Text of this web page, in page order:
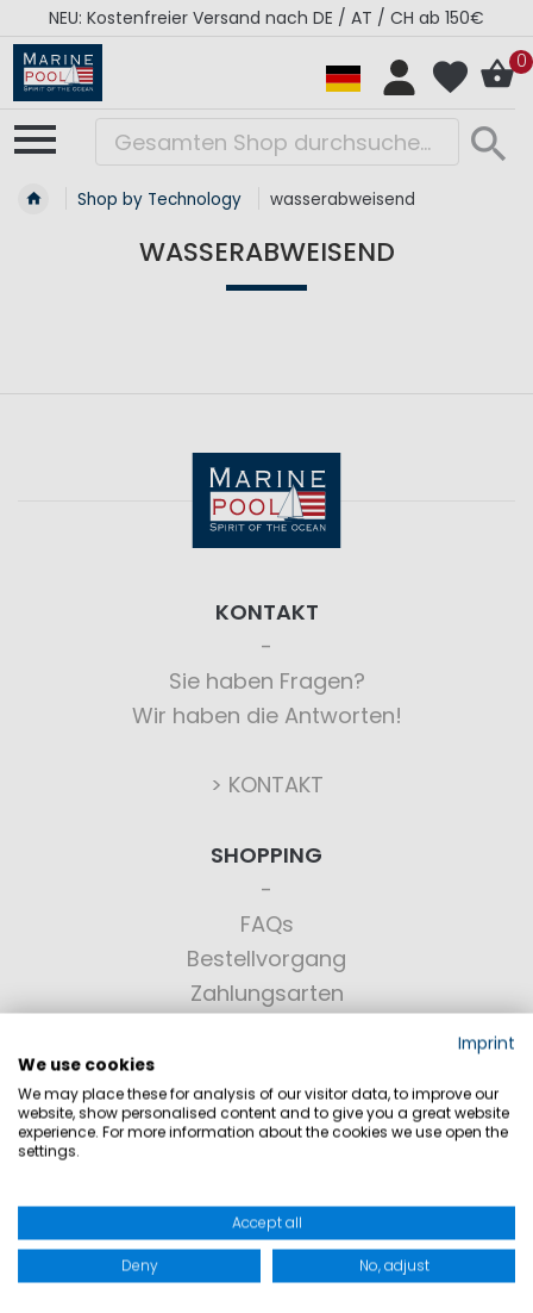
NEU: Kostenfreier Versand nach DE / AT / CH ab 150€
0
Shop by Technology wasserabweisend
WASSERABWEISEND
KONTAKT
Sie haben Fragen?
Wir haben die Antworten!
> KONTAKT
SHOPPING
FAQs
Bestellvorgang
Zahlungsarten
Widerruf
Größentabellen
Produktpflege
VERTRAG WIDERRUFEN
Imprint
We use cookies
We may place these for analysis of our visitor data, to improve our
website, show personalised content and to give you a great website
experience. For more information about the cookies we use open the
settings.
Accept all
Deny No, adjust